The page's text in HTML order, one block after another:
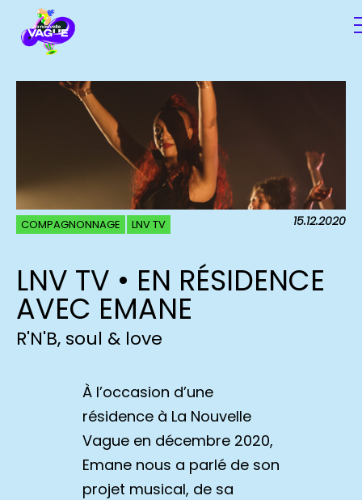
COMPAGNONNAGE LNV TV 15.12.2020
LNV TV • EN RÉSIDENCE
AVEC EMANE
R'N'B, soul & love
À l’occasion d’une
résidence à La Nouvelle
Vague en décembre 2020,
Emane nous a parlé de son
projet musical, de sa